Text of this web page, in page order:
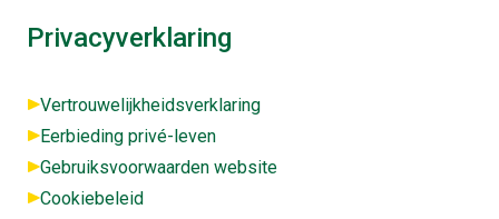
Privacyverklaring
Vertrouwelijkheidsverklaring
Eerbieding privé-leven
Gebruiksvoorwaarden website
Cookiebeleid